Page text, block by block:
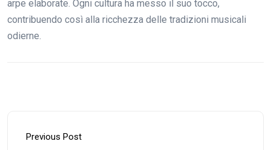
arpe elaborate. Ogni cultura ha messo il suo tocco,
contribuendo così alla ricchezza delle tradizioni musicali
odierne.
Previous Post